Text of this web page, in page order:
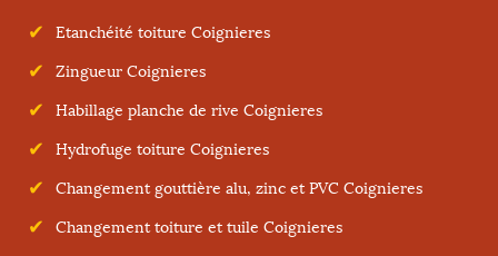
Etanchéité toiture Coignieres
Zingueur Coignieres
Habillage planche de rive Coignieres
Hydrofuge toiture Coignieres
Changement gouttière alu, zinc et PVC Coignieres
Changement toiture et tuile Coignieres